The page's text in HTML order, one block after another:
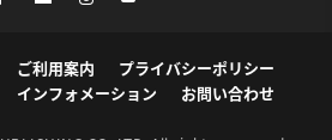
ご利用案内
プライバシーポリシー
インフォメーション お問い合わせ